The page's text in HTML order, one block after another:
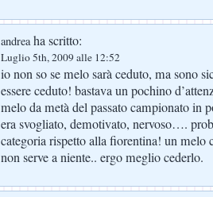
andreaha scritto:
Luglio 5th, 2009 alle 12:52
io non so se melo sarà ceduto, ma sono
essere ceduto! bastava un pochino
melo da metà del passato campionato in
era svogliato, demotivato, nervoso….
categoria rispetto alla fiorentina! un melo
non serve a niente.. ergo meglio cederlo.